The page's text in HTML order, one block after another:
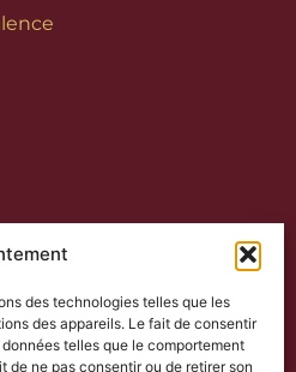
des technologies telles que les
des appareils. Le fait de consentir
telles que le comportement
de ne pas consentir ou de retirer son